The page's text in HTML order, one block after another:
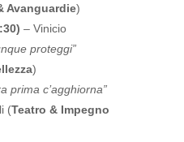
Avanguardie)
– Vinicio
proteggi”
)
prima c’agghiorna”
(Teatro & Impegno